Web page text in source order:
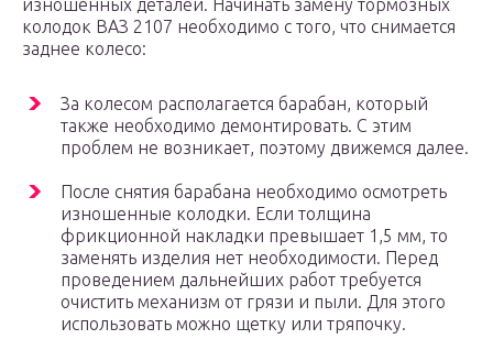
изношенных деталей. Начинать замену тормозных
колодок ВАЗ 2107 необходимо с того, что снимается
заднее колесо:
За колесом располагается барабан, который
также необходимо демонтировать. С этим
проблем не возникает, поэтому движемся далее.
После снятия барабана необходимо осмотреть
изношенные колодки. Если толщина
фрикционной накладки превышает 1,5 мм, то
заменять изделия нет необходимости. Перед
проведением дальнейших работ требуется
очистить механизм от грязи и пыли. Для этого
использовать можно щетку или тряпочку.